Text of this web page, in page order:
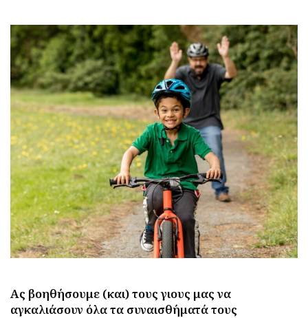
Ας βοηθήσουμε (και) τους γιους μας να
αγκαλιάσουν όλα τα συναισθήματά τους